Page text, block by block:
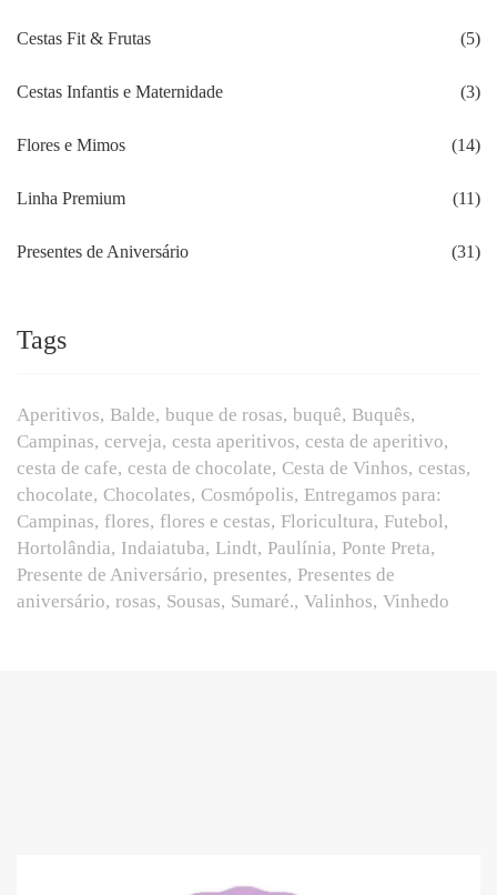
Cestas Fit & Frutas (5)
Cestas Infantis e Maternidade (3)
Flores e Mimos (14)
Linha Premium (11)
Presentes de Aniversário (31)
Tags
Aperitivos Balde buque de rosas buquê Buquês
Campinas cerveja cesta aperitivos cesta de aperitivo
cesta de cafe cesta de chocolate Cesta de Vinhos cestas
chocolate Chocolates Cosmópolis Entregamos para:
Campinas flores flores e cestas Floricultura Futebol
Hortolândia Indaiatuba Lindt Paulínia Ponte Preta
Presente de Aniversário presentes Presentes de
aniversário rosas Sousas Sumaré. Valinhos Vinhedo